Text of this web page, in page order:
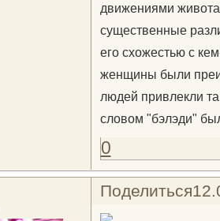
движениями
существенные
его схожестью с
женщины были
людей привлекли
словом "бэлэди"
0
Поделиться